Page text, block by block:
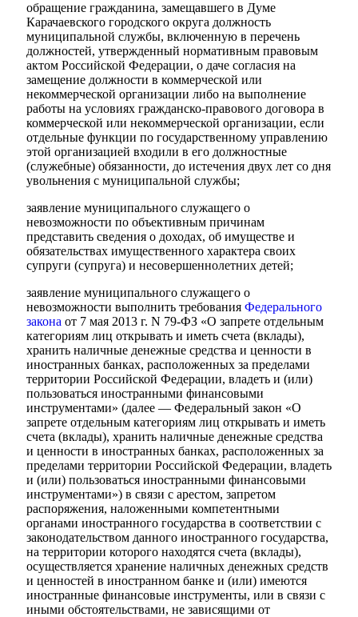
обращение гражданина, замещавшего в Думе
Карачаевского городского округа должность
муниципальной службы, включенную в перечень
должностей, утвержденный нормативным правовым
актом Российской Федерации, о даче согласия на
замещение должности в коммерческой или
некоммерческой организации либо на выполнение
работы на условиях гражданско-правового договора в
коммерческой или некоммерческой организации, если
отдельные функции по государственному управлению
этой организацией входили в его должностные
(служебные) обязанности, до истечения двух лет со дня
увольнения с муниципальной службы;
заявление муниципального служащего о
невозможности по объективным причинам
представить сведения о доходах, об имуществе и
обязательствах имущественного характера своих
супруги (супруга) и несовершеннолетних детей;
заявление муниципального служащего о
невозможности выполнить требования Федерального
закона от 7 мая 2013 г. N 79-ФЗ «О запрете отдельным
категориям лиц открывать и иметь счета (вклады),
хранить наличные денежные средства и ценности в
иностранных банках, расположенных за пределами
территории Российской Федерации, владеть и (или)
пользоваться иностранными финансовыми
инструментами» (далее — Федеральный закон «О
запрете отдельным категориям лиц открывать и иметь
счета (вклады), хранить наличные денежные средства
и ценности в иностранных банках, расположенных за
пределами территории Российской Федерации, владеть
и (или) пользоваться иностранными финансовыми
инструментами») в связи с арестом, запретом
распоряжения, наложенными компетентными
органами иностранного государства в соответствии с
законодательством данного иностранного государства,
на территории которого находятся счета (вклады),
осуществляется хранение наличных денежных средств
и ценностей в иностранном банке и (или) имеются
иностранные финансовые инструменты, или в связи с
иными обстоятельствами, не зависящими от
Экономика